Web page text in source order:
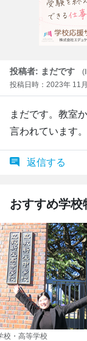
投稿者: まだです
投稿日時：2023年 11
まだです。教室
言われています。
返信する
おすすめ学校
校・高等学校